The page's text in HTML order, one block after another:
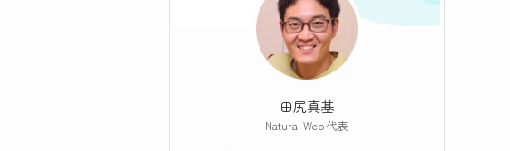
田尻真基
Natural Web 代表